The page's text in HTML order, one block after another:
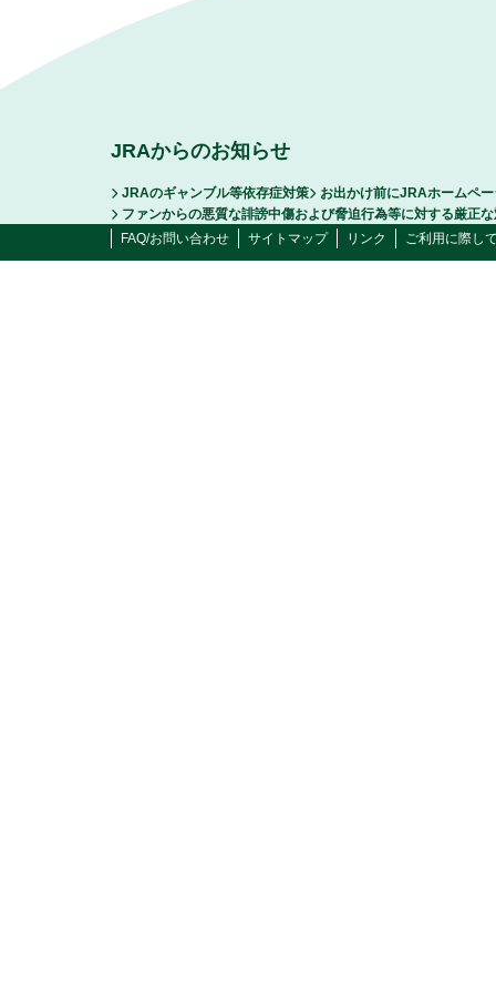
JRAからのお知らせ
JRAのギャンブル等依存症対策
お出かけ前にJRAホームペ
ファンからの悪質な誹謗中傷および脅迫行為等に対する厳正
FAQ/お問い合わせ
サイトマップ リンク ご利用に際し